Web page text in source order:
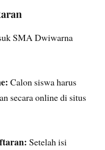
SMA Dwiwarna
Calon siswa harus
secara online di situs
Setelah isi